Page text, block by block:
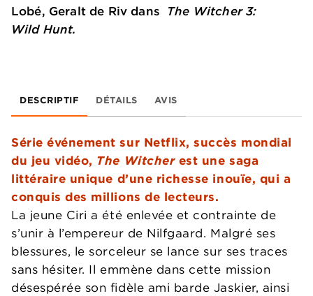
Lobé, Geralt de Riv dans The Witcher 3:
Wild Hunt.
DESCRIPTIF DÉTAILS AVIS
Série événement sur Netflix, succès mondial
du jeu vidéo, The Witcherest une saga
littéraire unique d’une richesse inouïe, qui a
conquis des millions de lecteurs.
La jeune Ciri a été enlevée et contrainte de
s’unir à l’empereur de Nilfgaard. Malgré ses
blessures, le sorceleur se lance sur ses traces
sans hésiter. Il emmène dans cette mission
désespérée son fidèle ami barde Jaskier, ainsi